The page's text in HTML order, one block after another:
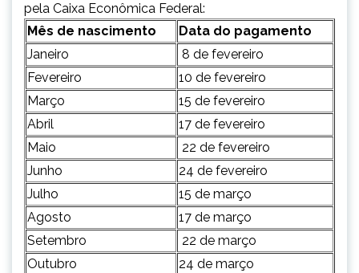
pela Caixa Econômica Federal:
Mês de nascimento
Data do pagamento
Janeiro
8 de fevereiro
Fevereiro
10 de fevereiro
Março
15 de fevereiro
Abril
17 de fevereiro
Maio
22 de fevereiro
Junho
24 de fevereiro
Julho
15 de março
Agosto
17 de março
Setembro
22 de março
Outubro
24 de março